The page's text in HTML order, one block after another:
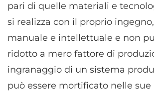
pari di quelle materiali e
si realizza con il proprio
manuale e intellettuale e non
ridotto a mero fattore di
ingranaggio di un sistema
può essere mortificato nelle sue